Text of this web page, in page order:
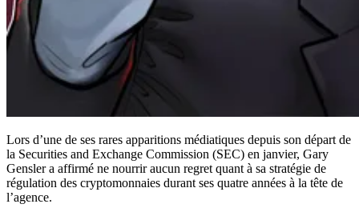
Lors d’une de ses rares apparitions médiatiques depuis son départ de
la Securities and Exchange Commission (SEC) en janvier, Gary
Gensler a affirmé ne nourrir aucun regret quant à sa stratégie de
régulation des cryptomonnaies durant ses quatre années à la tête de
l’agence.